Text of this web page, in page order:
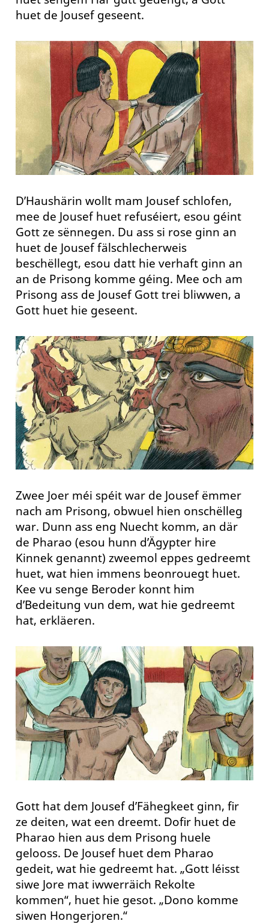
huet de Jousef geseent.
D’Haushärin wollt mam Jousef schlofen,
mee de Jousef huet refuséiert, esou géint
Gott ze sënnegen. Du ass si rose ginn an
huet de Jousef fälschlecherweis
beschëllegt, esou datt hie verhaft ginn an
an de Prisong komme géing. Mee och am
Prisong ass de Jousef Gott trei bliwwen, a
Gott huet hie geseent.
Zwee Joer méi spéit war de Jousef ëmmer
nach am Prisong, obwuel hien onschëlleg
war. Dunn ass eng Nuecht komm, an där
de Pharao (esou hunn d’Ägypter hire
Kinnek genannt) zweemol eppes gedreemt
huet, wat hien immens beonrouegt huet.
Kee vu senge Beroder konnt him
d’Bedeitung vun dem, wat hie gedreemt
hat, erkläeren.
Gott hat dem Jousef d’Fähegkeet ginn, fir
ze deiten, wat een dreemt. Dofir huet de
Pharao hien aus dem Prisong huele
gelooss. De Jousef huet dem Pharao
gedeit, wat hie gedreemt hat. „Gott léisst
siwe Jore mat iwwerräich Rekolte
kommen“, huet hie gesot. „Dono komme
siwen Hongerjoren.“